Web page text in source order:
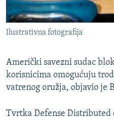
VIŠE OD NASLOVA
GENOCID U SREBRENICI
POPLAVE I KLIZIŠTA U BIH 2024.
TV LIBERTY
POST SCRIPTUM
MOJA EVROPA
PRATITE NAS
Sve RFE/RL stranice
Ilustrativna fotografija
Američki savezni sudac
korisnicima omogućuju
vatrenog oružja, objavio je
Tvrtka Defense Distributed